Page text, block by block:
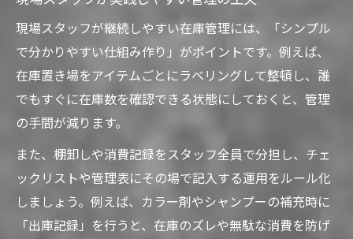
現場スタッフが継続しやすい在庫管理には、「シンプル
で分かりやすい仕組み作り」がポイントです。例えば、
在庫置き場をアイテムごとにラベリングして整頓し、誰
でもすぐに在庫数を確認できる状態にしておくと、管理
の手間が減ります。
また、棚卸しや消費記録をスタッフ全員で分担し、チェ
ックリストや管理表にその場で記入する運用をルール化
しましょう。例えば、カラー剤やシャンプーの補充時に
「出庫記録」を行うと、在庫のズレや無駄な消費を防げ